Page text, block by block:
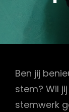
Ben jij
stem? Wil
stemwerk